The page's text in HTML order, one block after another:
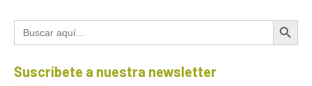
Buscar: Botón de
Suscríbete a nuestra newsletter